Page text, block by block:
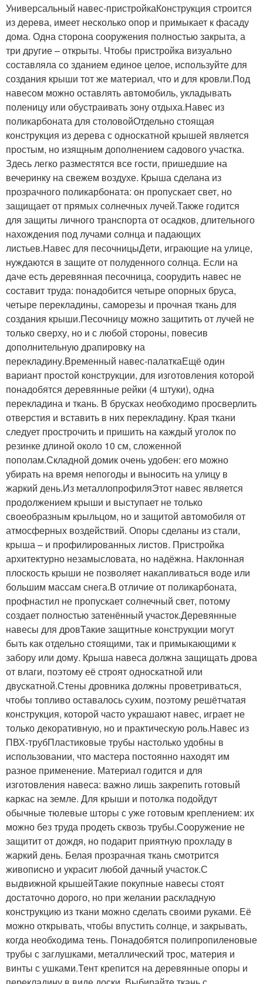
Универсальный навес-пристройкаКонструкция строится
из дерева, имеет несколько опор и примыкает к фасаду
дома. Одна сторона сооружения полностью закрыта, а
три другие – открыты. Чтобы пристройка визуально
составляла со зданием единое целое, используйте для
создания крыши тот же материал, что и для кровли.Под
навесом можно оставлять автомобиль, укладывать
поленицу или обустраивать зону отдыха.Навес из
поликарбоната для столовойОтдельно стоящая
конструкция из дерева с односкатной крышей является
простым, но изящным дополнением садового участка.
Здесь легко разместятся все гости, пришедшие на
вечеринку на свежем воздухе. Крыша сделана из
прозрачного поликарбоната: он пропускает свет, но
защищает от прямых солнечных лучей.Также годится
для защиты личного транспорта от осадков, длительного
нахождения под лучами солнца и падающих
листьев.Навес для песочницыДети, играющие на улице,
нуждаются в защите от полуденного солнца. Если на
даче есть деревянная песочница, соорудить навес не
составит труда: понадобится четыре опорных бруса,
четыре перекладины, саморезы и прочная ткань для
создания крыши.Песочницу можно защитить от лучей не
только сверху, но и с любой стороны, повесив
дополнительную драпировку на
перекладину.Временный навес-палаткаЕщё один
вариант простой конструкции, для изготовления которой
понадобятся деревянные рейки (4 штуки), одна
перекладина и ткань. В брусках необходимо просверлить
отверстия и вставить в них перекладину. Края ткани
следует прострочить и пришить на каждый уголок по
резинке длиной около 10 см, сложенной
пополам.Складной домик очень удобен: его можно
убирать на время непогоды и выносить на улицу в
жаркий день.Из металлопрофиляЭтот навес является
продолжением крыши и выступает не только
своеобразным крыльцом, но и защитой автомобиля от
атмосферных воздействий. Опоры сделаны из стали,
крыша – и профилированных листов. Пристройка
архитектурно незамысловата, но надёжна. Наклонная
плоскость крыши не позволяет накапливаться воде или
большим массам снега.В отличие от поликарбоната,
профнастил не пропускает солнечный свет, потому
создает полностью затенённый участок.Деревянные
навесы для дровТакие защитные конструкции могут
быть как отдельно стоящими, так и примыкающими к
забору или дому. Крыша навеса должна защищать дрова
от влаги, поэтому её строят односкатной или
двускатной.Стены дровника должны проветриваться,
чтобы топливо оставалось сухим, поэтому решётчатая
конструкция, которой часто украшают навес, играет не
только декоративную, но и практическую роль.Навес из
ПВХ-трубПластиковые трубы настолько удобны в
использовании, что мастера постоянно находят им
разное применение. Материал годится и для
изготовления навеса: важно лишь закрепить готовый
каркас на земле. Для крыши и потолка подойдут
обычные тюлевые шторы с уже готовым креплением: их
можно без труда продеть сквозь трубы.Сооружение не
защитит от дождя, но подарит приятную прохладу в
жаркий день. Белая прозрачная ткань смотрится
живописно и украсит любой дачный участок.С
выдвижной крышейТакие покупные навесы стоят
достаточно дорого, но при желании раскладную
конструкцию из ткани можно сделать своими руками. Её
можно открывать, чтобы впустить солнце, и закрывать,
когда необходима тень. Понадобятся полипропиленовые
трубы с заглушками, металлический трос, материя и
винты с ушками.Тент крепится на деревянные опоры и